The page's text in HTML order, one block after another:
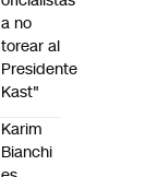
a no
torear al
Presidente
Kast"
Karim
Bianchi